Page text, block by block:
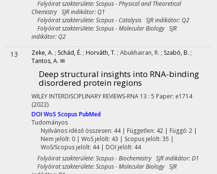
Folyóirat szakterülete: Scopus - Physical and Theoretical
Chemistry SJR indikátor: Q1
Folyóirat szakterülete: Scopus - Catalysis SJR indikátor: Q2
Folyóirat szakterülete: Scopus - Molecular Biology SJR
indikátor: Q2
13 Zeke, A. ; Schád, É. ; Horváth, T. ; Abukhairan, R. ; Szabó, B. ;
Tantos, A. ✉
Deep structural insights into RNA-binding
disordered protein regions
WILEY INTERDISCIPLINARY REVIEWS-RNA 13 : 5 Paper: e1714
(2022)
DOIWoS Scopus PubMed
Tudományos
Nyilvános idéző összesen: 44| Független: 42 | Függő: 2 |
Nem jelölt: 0 | WoS jelölt: 43 | Scopus jelölt: 35 |
WoS/Scopus jelölt: 44 | DOI jelölt: 44
Folyóirat szakterülete: Scopus - Biochemistry SJR indikátor: D1
Folyóirat szakterülete: Scopus - Molecular Biology SJR